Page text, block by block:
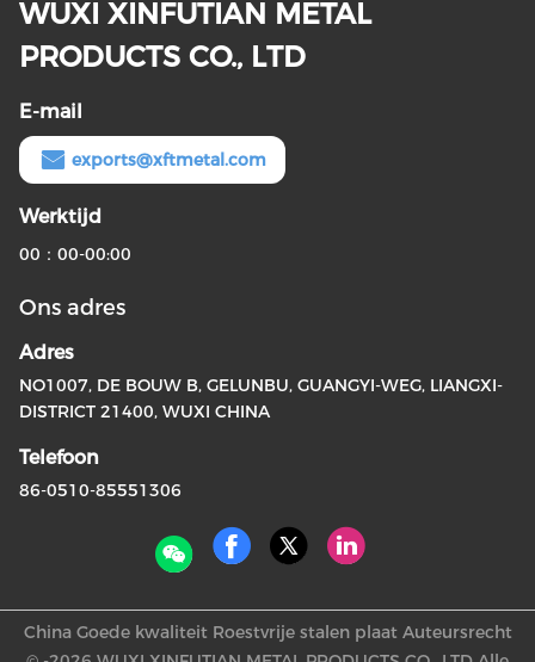
WUXI XINFUTIAN METAL
PRODUCTS CO., LTD
E-mail
exports@xftmetal.com
Werktijd
00：00-00:00
Ons adres
Adres
NO1007, DE BOUW B, GELUNBU, GUANGYI-WEG, LIANGXI-
DISTRICT 21400, WUXI CHINA
Telefoon
86-0510-85551306
China Goede kwaliteit Roestvrije stalen plaat Auteursrecht